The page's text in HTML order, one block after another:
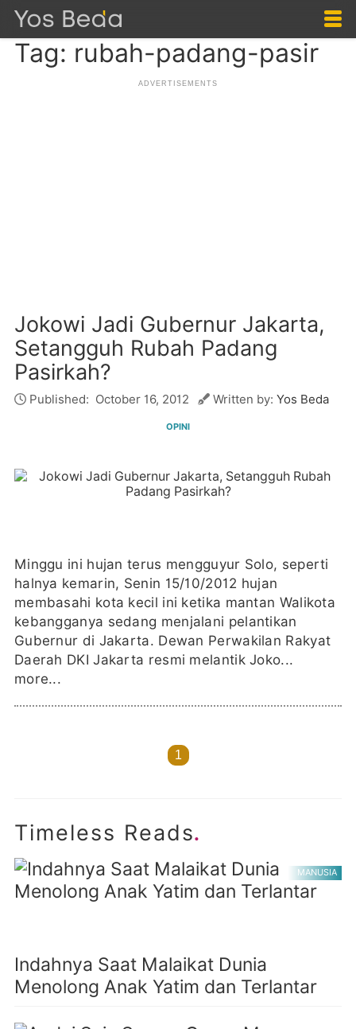
Tag: rubah-padang-pasir
Jokowi Jadi Gubernur Jakarta,
Setangguh Rubah Padang
Pasirkah?
Published: October 16, 2012 Written by: Yos Beda
OPINI
Minggu ini hujan terus mengguyur Solo, seperti
halnya kemarin, Senin 15/10/2012 hujan
membasahi kota kecil ini ketika mantan Walikota
kebangganya sedang menjalani pelantikan
Gubernur di Jakarta. Dewan Perwakilan Rakyat
Daerah DKI Jakarta resmi melantik Joko...
more...
1
Timeless Reads.
MANUSIA
Indahnya Saat Malaikat Dunia
Menolong Anak Yatim dan Terlantar